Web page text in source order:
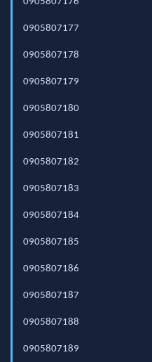
0905807177
0905807178
0905807179
0905807180
0905807181
0905807182
0905807183
0905807184
0905807185
0905807186
0905807187
0905807188
0905807189